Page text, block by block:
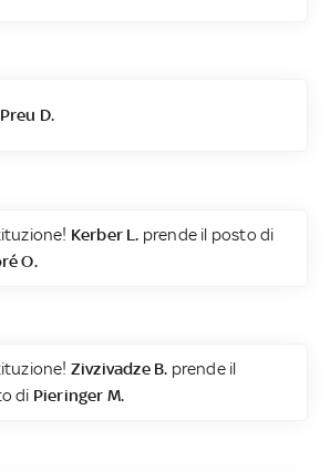
Preu D.
Kerber L. prende il posto di
O.
Zivzivadze B. prende il
di Pieringer M.